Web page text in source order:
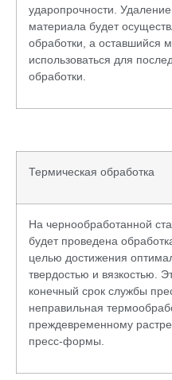
ударопрочности.
материала будет
обработки, а оставшийся
использоваться для
обработки.
Термическая обработка
На чернообработанной
будет проведена
целью достижения
твердостью и вязкостью.
конечный срок службы
неправильная
преждевременному
пресс-формы.